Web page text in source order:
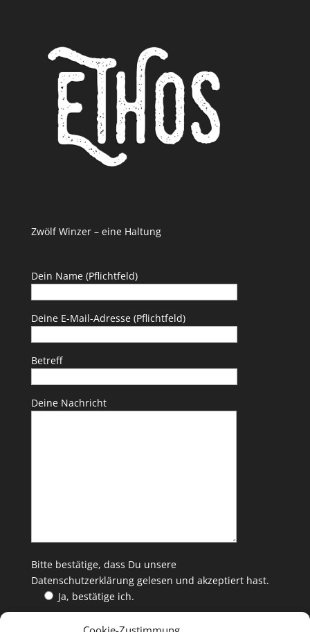
Zwölf Winzer – eine Haltung
Dein Name (Pflichtfeld)
Deine E-Mail-Adresse (Pflichtfeld)
Betreff
Deine Nachricht
Bitte bestätige, dass Du unsere
Datenschutzerklärunggelesen und akzeptiert hast.
Ja, bestätige ich.